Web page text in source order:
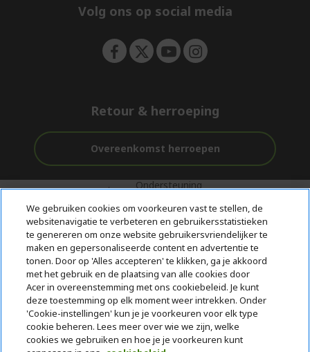
e
Volg ons op social media
Retour & herroeping
Overeenkomst herroepen
Gratis
bezorging
Ondersteuning
aankoop
Veilig
Betalen
© 2026 Acer Inc.
CPYou BV is de erkende reseller van de producten en diensten die
in deze winkel worden aangeboden.
We gebruiken cookies om voorkeuren vast te stellen, de
websitenavigatie te verbeteren en gebruikersstatistieken
te genereren om onze website gebruikersvriendelijker te
maken en gepersonaliseerde content en advertentie te
tonen. Door op 'Alles accepteren' te klikken, ga je akkoord
met het gebruik en de plaatsing van alle cookies door
Acer in overeenstemming met ons cookiebeleid. Je kunt
deze toestemming op elk moment weer intrekken. Onder
'Cookie-instellingen' kun je je voorkeuren voor elk type
cookie beheren. Lees meer over wie we zijn, welke
cookies we gebruiken en hoe je je voorkeuren kunt